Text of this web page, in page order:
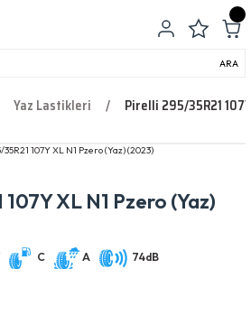
ARA
Yaz Lastikleri Pirelli 295/35R21
XL N1 Pzero (Yaz)